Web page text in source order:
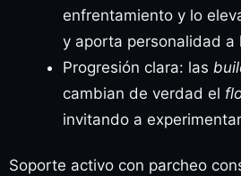
enfrentamiento y lo
y aporta personalidad a
Progresión clara: las
cambian de verdad el
invitando a
Soporte activo con parcheo